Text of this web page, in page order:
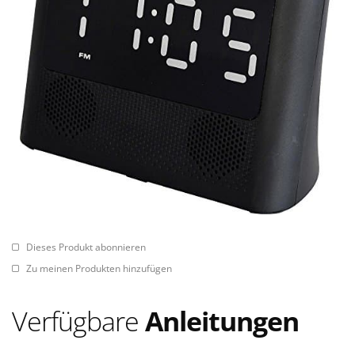
Dieses Produkt abonnieren
Zu meinen Produkten hinzufügen
VerfügbareAnleitungen